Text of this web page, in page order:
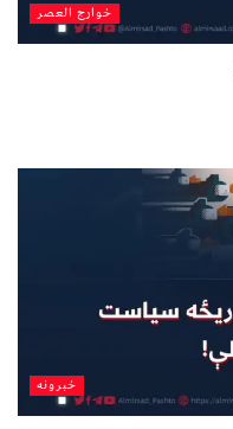
خوارج العصر
خبرونه